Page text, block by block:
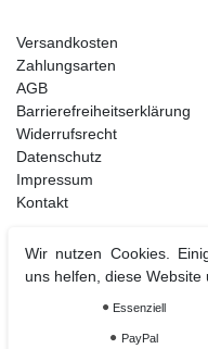
Versandkosten
Zahlungsarten
AGB
Barrierefreiheitserklärung
Widerrufsrecht
Datenschutz
Impressum
Kontakt
Weihnachtsdeko
Christbaumschmuck
Christbaumkugel
Wir nutzen Cookies.
uns helfen, diese Website
Essenziell
PayPal